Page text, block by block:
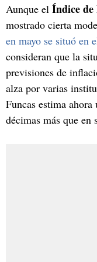
Aunque el Índice de
mostrado cierta
en mayo se situó en
consideran que la
previsiones de
alza por varias
Funcas estima
décimas más que en